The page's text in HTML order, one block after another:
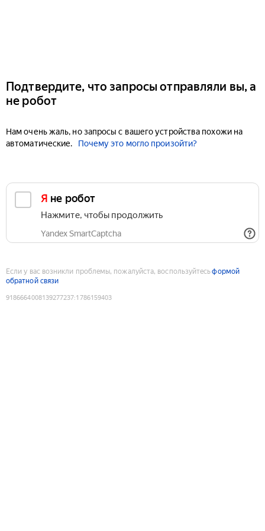
Подтвердите, что запросы отправляли вы, а
не робот
Нам очень жаль, но запросы с вашего устройства похожи на
автоматические.
Почему это могло произойти?
Я не робот
Нажмите, чтобы продолжить
Yandex SmartCaptcha
Если у вас возникли проблемы, пожалуйста, воспользуйтесьформой
обратной связи
9186664008139277237:1786159403